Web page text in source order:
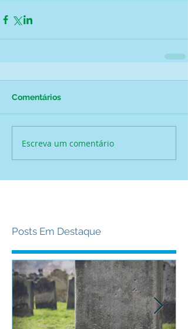
Comentários
Escreva um comentário
Posts Em Destaque